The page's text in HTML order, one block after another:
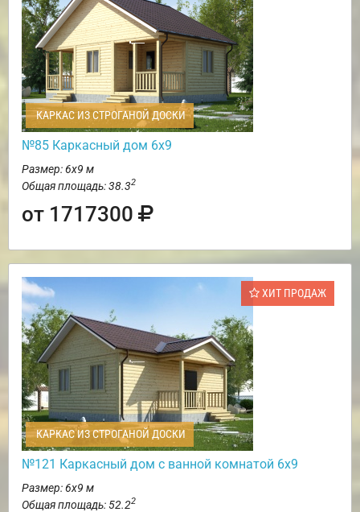
КАРКАС ИЗ СТРОГАНОЙ ДОСКИ
№85 Каркасный дом 6х9
Размер: 6х9 м
Общая площадь: 38.32
от 1717300
ХИТ ПРОДАЖ
КАРКАС ИЗ СТРОГАНОЙ ДОСКИ
№121 Каркасный дом с ванной комнатой 6х9
Размер: 6х9 м
Общая площадь: 52.22